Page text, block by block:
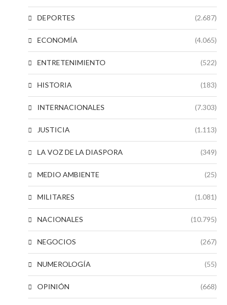
DEPORTES (2.687)
ECONOMÍA (4.065)
ENTRETENIMIENTO (522)
HISTORIA (183)
INTERNACIONALES (7.303)
JUSTICIA (1.113)
LA VOZ DE LA DIASPORA (349)
MEDIO AMBIENTE (25)
MILITARES (1.081)
NACIONALES (10.795)
NEGOCIOS (267)
NUMEROLOGÍA (55)
OPINIÓN (668)